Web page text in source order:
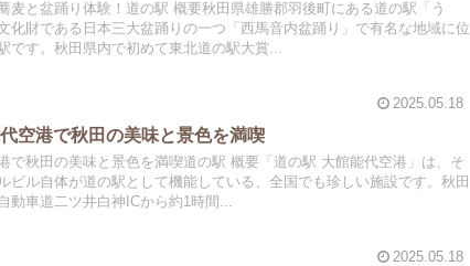
麦と盆踊り体験！道の駅 概要秋田県雄勝郡羽後町にある道の駅「う
化財である日本三大盆踊りの一つ「西馬音内盆踊り」で有名な地域に位
です。秋田県内で初めて東北道の駅大賞...
2025.05.18
空港で秋田の美味と景色を満喫
で秋田の美味と景色を満喫道の駅 概要「道の駅 大館能代空港」は、そ
ビル自体が道の駅として機能している、全国でも珍しい施設です。秋田
動車道二ツ井白神ICから約1時間...
2025.05.18